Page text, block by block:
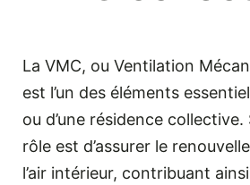
La VMC, ou Ventilation
est l’un des éléments
ou d’une résidence
rôle est d’assurer le
l’air intérieur, contribuant